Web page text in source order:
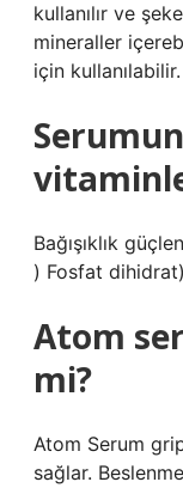
kullanılır ve
mineraller
için kullanılabilir.
Bağışıklık
) Fosfat
Atom
mi?
Atom Serum
sağlar.